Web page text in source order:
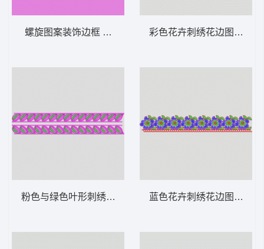
螺旋图案装饰边框 条带状 水溶条码网布花边
粉色与绿色叶形刺绣边饰 条带状 水溶条码网
彩色花卉刺绣花边图案 条
蓝色花卉刺绣花边图案 条